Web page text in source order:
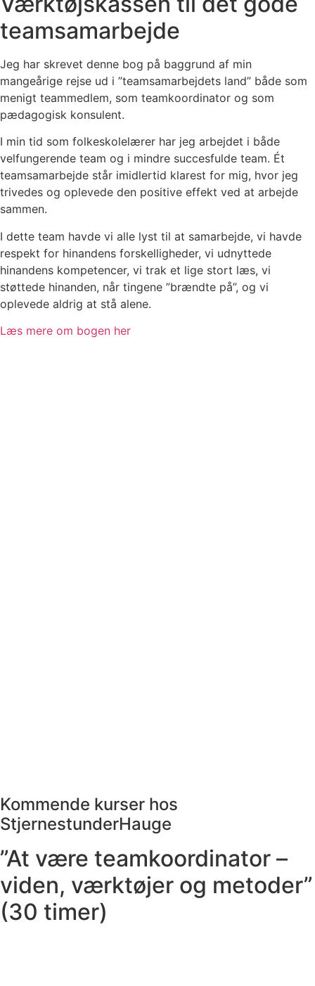
teamsamarbejde
Jeg har skrevet denne bog på baggrund af min
mangeårige rejse ud i ”teamsamarbejdets land” både som
menigt teammedlem, som teamkoordinator og som
pædagogisk konsulent.
I min tid som folkeskolelærer har jeg arbejdet i både
velfungerende team og i mindre succesfulde team. Ét
teamsamarbejde står imidlertid klarest for mig, hvor jeg
trivedes og oplevede den positive effekt ved at arbejde
sammen.
I dette team havde vi alle lyst til at samarbejde, vi havde
respekt for hinandens forskelligheder, vi udnyttede
hinandens kompetencer, vi trak et lige stort læs, vi
støttede hinanden, når tingene ”brændte på”, og vi
oplevede aldrig at stå alene.
Læs mere om bogen her
Kommende kurser hos
StjernestunderHauge
”At være teamkoordinator –
viden, værktøjer og metoder”
(30 timer)